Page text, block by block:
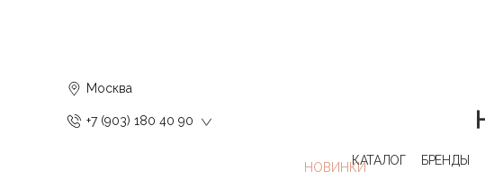
Москва
+7 (903) 180 40 90
КАТАЛОГ БРЕНДЫ